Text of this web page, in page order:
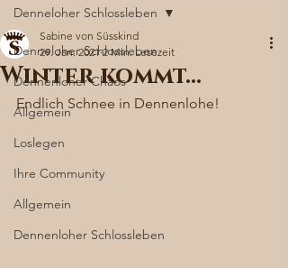
Denneloher Schlossleben
Dennenloher Chaos
Allgemein
Loslegen
Ihre Community
Allgemein
Dennenloher Schlossleben
Denneloher Schlossleben
Winter kommt…
Sabine von Süsskind
29. Jan. 2021 2 Min. Lesezeit
Endlich Schnee in Dennenlohe!